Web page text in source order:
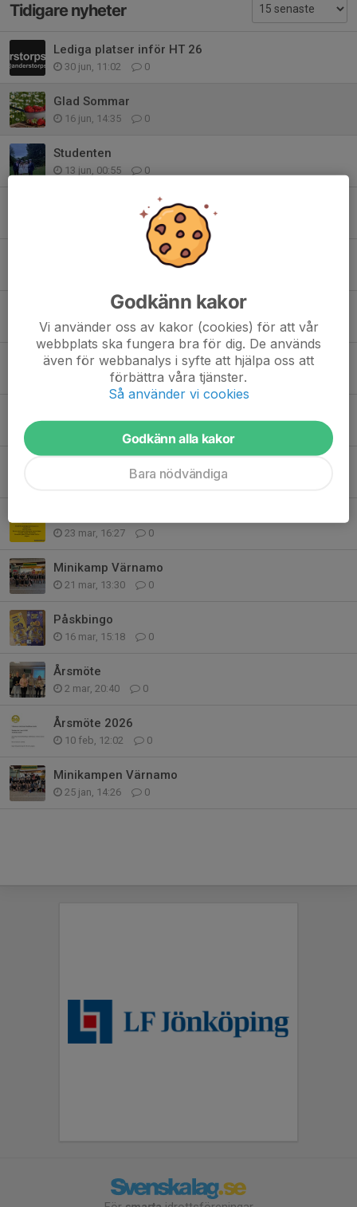
Tidigare nyheter
Lediga platser inför HT 26
30 jun, 11:02 0
Glad Sommar
16 jun, 14:35 0
Studenten
13 jun, 00:55 0
0
Lediga platser HT 26
Träningstävling,KM del 1
27 apr, 21:49 0
Minikamp Värnamo
18 apr, 16:23 0
0
23 mar, 16:27 0
Minikamp Värnamo
21 mar, 13:30 0
Påskbingo
16 mar, 15:18 0
Årsmöte
2 mar, 20:40 0
Årsmöte 2026
10 feb, 12:02 0
Minikampen Värnamo
25 jan, 14:26 0
Godkänn kakor
Vi använder oss av kakor (cookies) för att vår
webbplats ska fungera bra för dig. De används
även för webbanalys i syfte att hjälpa oss att
förbättra våra tjänster.
Så använder vi cookies
Godkänn alla kakor
Bara nödvändiga